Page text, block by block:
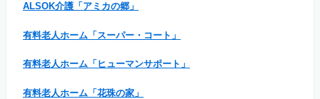
ALSOK介護「アミカの郷」
有料老人ホーム「スーパー・コート」
有料老人ホーム「ヒューマンサポート」
有料老人ホーム「花珠の家」